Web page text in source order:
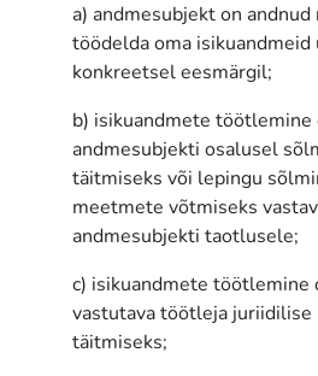
a) andmesubjekt on
töödelda oma
konkreetsel eesmärgil;
b) isikuandmete töötlemine
andmesubjekti osalusel
täitmiseks või lepingu
meetmete võtmiseks
andmesubjekti taotlusele;
c) isikuandmete töötlemine
vastutava töötleja juriidilise
täitmiseks;